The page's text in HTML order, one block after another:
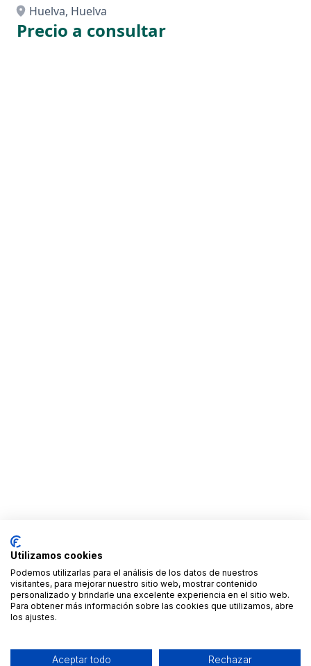
Huelva, Huelva
Precio a consultar
Utilizamos cookies
Podemos utilizarlas para el análisis de los datos de nuestros
visitantes, para mejorar nuestro sitio web, mostrar contenido
personalizado y brindarle una excelente experiencia en el sitio web.
Para obtener más información sobre las cookies que utilizamos, abre
los ajustes.
Aceptar todo Rechazar